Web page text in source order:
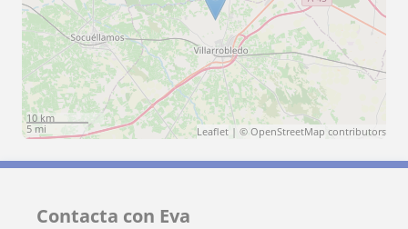
10 km
5 mi
Leaflet | © OpenStreetMap contributors
Contacta con Eva